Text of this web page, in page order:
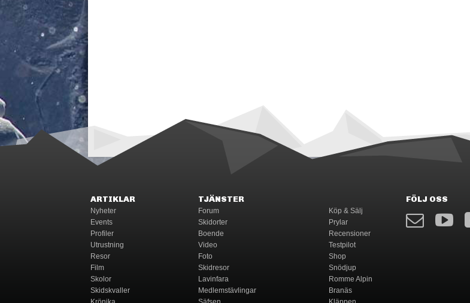
ARTIKLAR
Nyheter
Events
Profiler
Utrustning
Resor
Film
Skolor
Skidskvaller
TJÄNSTER
Forum
Skidorter
Boende
Video
Foto
Skidresor
Lavinfara
Medlemstävlingar
Köp & Sälj
Prylar
Recensioner
Testpilot
Shop
Snödjup
Romme Alpin
Branäs
FÖLJ OSS